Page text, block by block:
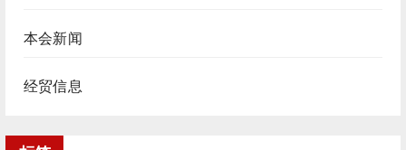
本会新闻
经贸信息